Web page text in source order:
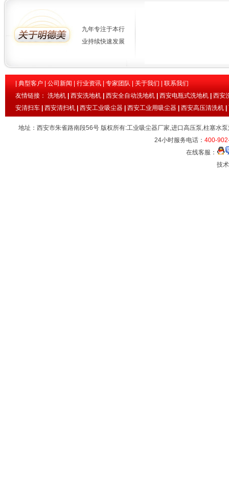
九年专注于本行
业持续快速发展
典型客户 公司新闻 行业资讯 专家团队 关于我们
联系我们
友情链接： 洗地机 西安洗地机 西安全自动洗地机 西安电瓶式洗地机
西安
安清扫车
西安清扫机 西安工业吸尘器 西安工业用吸尘器 西安高压清洗机
地址：西安市朱雀路南段56号 版权所有:工业吸尘器厂家,进口高压泵,柱塞水
24小时服务电话： 400-
在线客服：
技